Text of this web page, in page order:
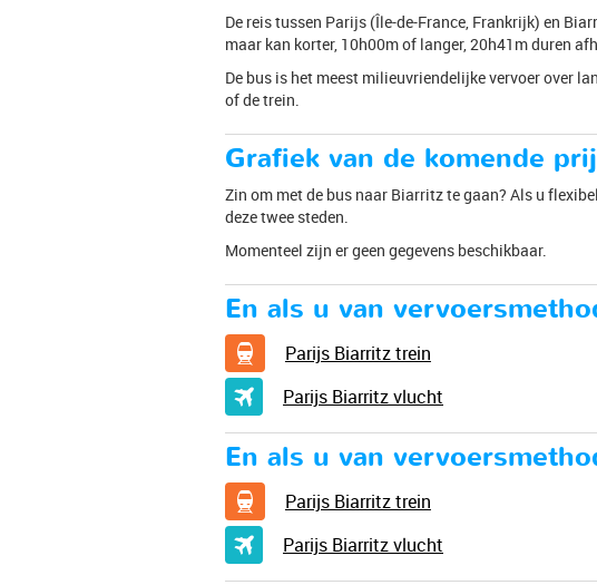
De reis tussen Parijs (Île-de-France, Frankrijk) en
maar kan korter, 10h00m of langer, 20h41m duren
De bus is het meest milieuvriendelijke vervoer over
of de trein.
Grafiek van de komende
Zin om met de bus naar Biarritz te gaan? Als u
deze twee steden.
Momenteel zijn er geen gegevens beschikbaar.
En als u van
Parijs Biarritz trein
Parijs Biarritz vlucht
En als u van
Parijs Biarritz trein
Parijs Biarritz vlucht